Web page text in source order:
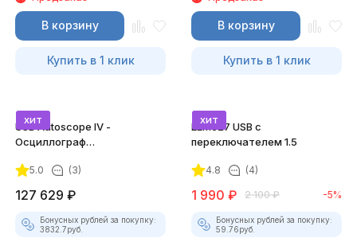
В корзину
Купить в 1 клик
В корзину
Купить в 1 клик
хит
USB Autoscope IV -
Осциллограф
комплект)
5.0 (3)
127 629 ₽
Бонусных рублей за покупку:
3832.7руб.
хит
ELM327 USB с
переключателем 1.5
4.8 (4)
1 990 ₽ 2 100 ₽ -5%
Бонусных рублей за покупку:
59.76руб.